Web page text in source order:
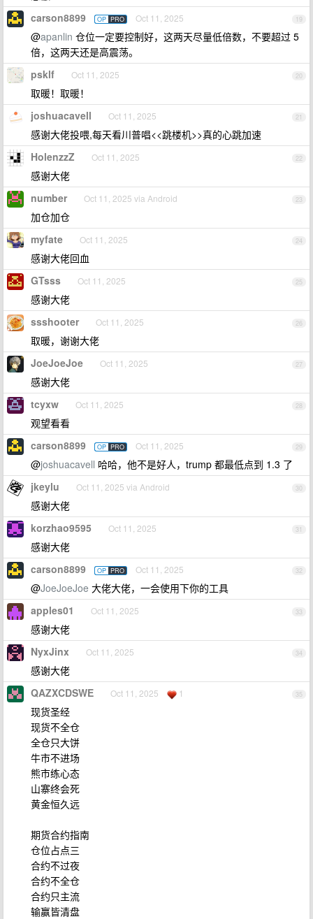
19
carson8899 OP PRO Oct 11, 2025
@apanlin 仓位一定要控制好，这两天尽量低倍数，不要超过 5
倍，这两天还是高震荡。
20
psklf Oct 11, 2025
取暖！取暖！
21
joshuacavell Oct 11, 2025
感谢大佬投喂,每天看川普唱<<跳楼机>>真的心跳加速
22
HolenzzZ Oct 11, 2025
感谢大佬
23
number Oct 11, 2025 via Android
加仓加仓
24
myfate Oct 11, 2025
感谢大佬回血
25
GTsss Oct 11, 2025
感谢大佬
26
ssshooter Oct 11, 2025
取暖，谢谢大佬
27
JoeJoeJoe Oct 11, 2025
感谢大佬
28
tcyxw Oct 11, 2025
观望看看
29
carson8899 OP PRO Oct 11, 2025
@joshuacavell 哈哈，他不是好人，trump 都最低点到 1.3 了
30
jkeylu Oct 11, 2025 via Android
感谢大佬
31
korzhao9595 Oct 11, 2025
感谢大佬
32
carson8899 OP PRO Oct 11, 2025
@JoeJoeJoe 大佬大佬，一会使用下你的工具
33
apples01 Oct 11, 2025
感谢大佬
34
NyxJinx Oct 11, 2025
感谢大佬
35
QAZXCDSWE Oct 11, 2025 1
现货圣经
现货不全仓
全仓只大饼
牛市不进场
熊市练心态
山寨终会死
黄金恒久远
期货合约指南
仓位占点三
合约不过夜
合约不全仓
合约只主流
输赢皆清盘